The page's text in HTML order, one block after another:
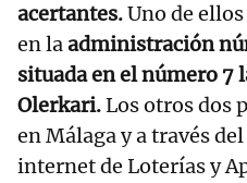
acertantes.Uno de
en laadministración
situada en el número 7
Olerkari.Los otros dos
en Málaga y a través
internet de Loterías y